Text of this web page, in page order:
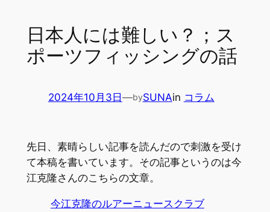
日本人には難しい？；ス
ポーツフィッシングの話
2024年10月3日 —bySUNAin コラム
先日、素晴らしい記事を読んだので刺激を受け
て本稿を書いています。その記事というのは今
江克隆さんのこちらの文章。
今江克隆のルアーニュースクラブ